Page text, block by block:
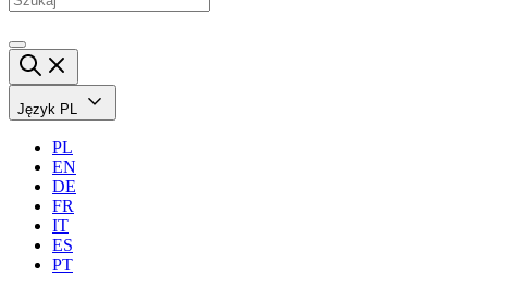
Język PL
PL
EN
DE
FR
IT
ES
PT